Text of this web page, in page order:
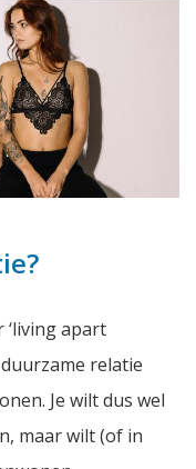
apart
relatie
Je wilt dus wel
maar wilt (of in